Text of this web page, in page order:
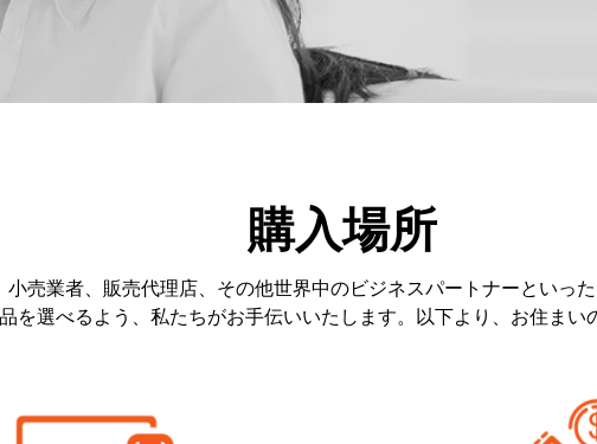
購入場所
売業者、販売代理店、その他世界中のビジネスパートナーといっ
を選べるよう、私たちがお手伝いいたします。以下より、お住まい